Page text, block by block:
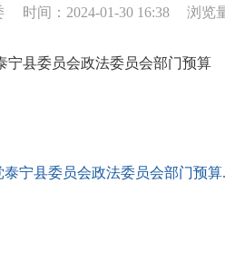
时间：2024-01-30 16:38 浏览
宁县委员会政法委员会部门预算
泰宁县委员会政法委员会部门预算